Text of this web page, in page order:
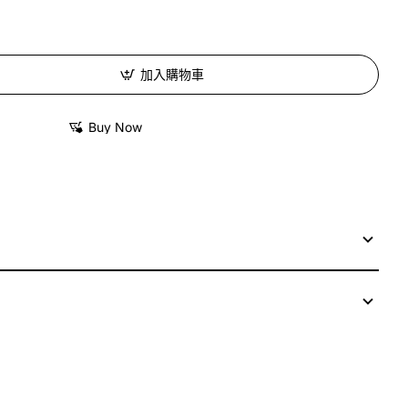
加入購物車
Buy Now